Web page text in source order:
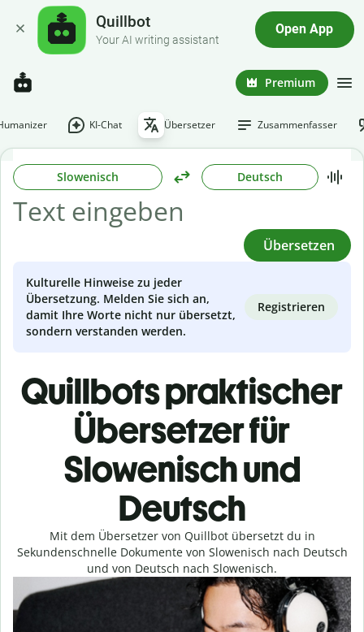
Quillbot
Your AI writing assistant
Open App
Premium
KI-Chat Übersetzer Zusammenfasser
Slowenisch Deutsch
Übersetzen
Kulturelle Hinweise zu jeder
Übersetzung. Melden Sie sich an,
damit Ihre Worte nicht nur übersetzt,
sondern verstanden werden.
Registrieren
Quillbots praktischer
Übersetzer für
Slowenisch und
Deutsch
Mit dem Übersetzer von Quillbot übersetzt du in
Sekundenschnelle Dokumente von Slowenisch nach Deutsch
und von Deutsch nach Slowenisch.